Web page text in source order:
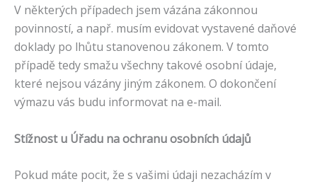
V některých případech jsem vázána zákonnou
povinností, a např. musím evidovat vystavené daňové
doklady po lhůtu stanovenou zákonem. V tomto
případě tedy smažu všechny takové osobní údaje,
které nejsou vázány jiným zákonem. O dokončení
výmazu vás budu informovat na e-mail.
Stížnost u Úřadu na ochranu osobních údajů
Pokud máte pocit, že s vašimi údaji nezacházím v